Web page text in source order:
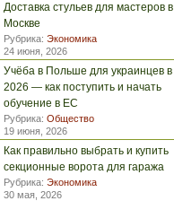
Доставка стульев для мастеров в
Москве
Рубрика: Экономика
24 июня, 2026
Учёба в Польше для украинцев в
2026 — как поступить и начать
обучение в ЕС
Рубрика: Общество
19 июня, 2026
Как правильно выбрать и купить
секционные ворота для гаража
Рубрика: Экономика
30 мая, 2026